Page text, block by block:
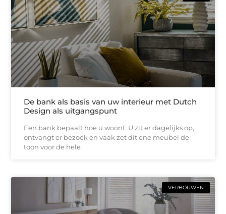
De bank als basis van uw interieur met Dutch
Design als uitgangspunt
Een bank bepaalt hoe u woont. U zit er dagelijks op,
ontvangt er bezoek en vaak zet dit ene meubel de
toon voor de hele
VERBOUWEN